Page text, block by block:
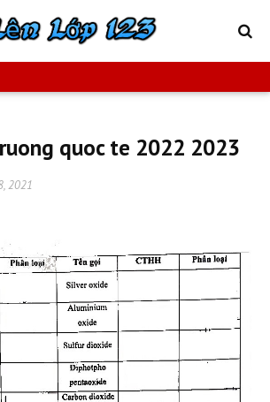
quoc te 2022 2023
2021